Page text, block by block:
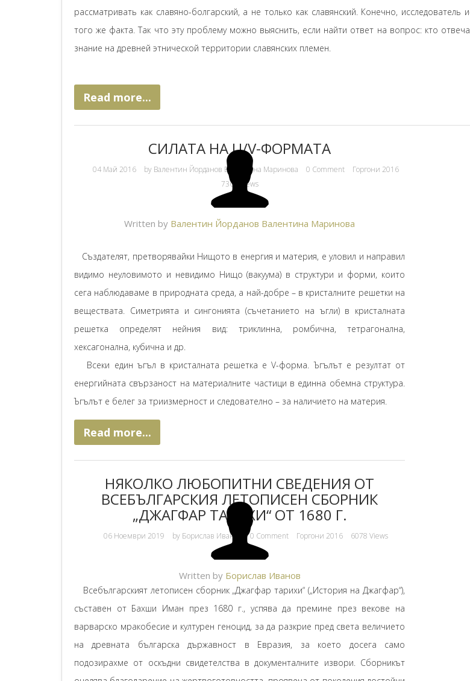
рассматривать как славяно-болгарский, а не только как славянский. Конечно,
того же факта. Так что эту проблему можно выяснить, если найти ответ на вопрос: кто
знание на древней этнической территории славянских племен.
Read more...
СИЛАТА НА U/V-ФОРМАТА
04 Май 2016 by Валентин Йорданов Валентина Маринова 0 Comment
Горгони 2016
7360 Views
Written by Валентин Йорданов Валентина Маринова
Създателят, претворявайки Нищото в енергия и материя, е уловил и направил
видимо неуловимото и невидимо Нищо (вакуума) в структури и форми, които
сега наблюдаваме в природната среда, а най-добре – в кристалните решетки на
веществата. Симетрията и сингонията (съчетанието на ъгли) в кристалната
решетка определят нейния вид: триклинна, ромбична, тетрагонална,
хексагонална, кубична и др.
Всеки един ъгъл в кристалната решетка е V-форма. Ъгълът е резултат от
енергийната свързаност на материалните частици в единна обемна структура.
Ъгълът е белег за триизмерност и следователно – за наличието на материя.
Read more...
НЯКОЛКО ЛЮБОПИТНИ СВЕДЕНИЯ ОТ
ВСЕБЪЛГАРСКИЯ ЛЕТОПИСЕН СБОРНИК
„ДЖАГФАР ТАРИХИ“ ОТ 1680 Г.
06 Ноември 2019 by Борислав Иванов 0 Comment Горгони 2016 6078 Views
Written by Борислав Иванов
Всебългарският летописен сборник „Джагфар тарихи“ („История на Джагфар“),
съставен от Бахши Иман през 1680 г., успява да премине през векове на
варварско мракобесие и културен геноцид, за да разкрие пред света величието
на древната българска държавност в Евразия, за което досега само
подозирахме от оскъдни свидетелства в документалните извори. Сборникът